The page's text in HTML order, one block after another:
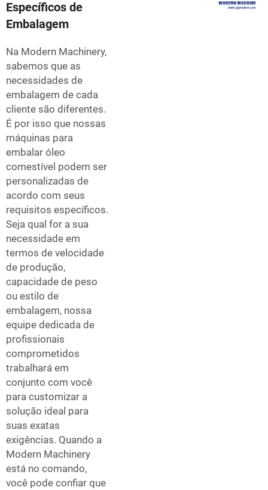
Específicos de
Embalagem
Na Modern Machinery,
sabemos que as
necessidades de
embalagem de cada
cliente são diferentes.
É por isso que nossas
máquinas para
embalar óleo
comestível podem ser
personalizadas de
acordo com seus
requisitos específicos.
Seja qual for a sua
necessidade em
termos de velocidade
de produção,
capacidade de peso
ou estilo de
embalagem, nossa
equipe dedicada de
profissionais
comprometidos
trabalhará em
conjunto com você
para customizar a
solução ideal para
suas exatas
exigências. Quando a
Modern Machinery
está no comando,
você pode confiar que